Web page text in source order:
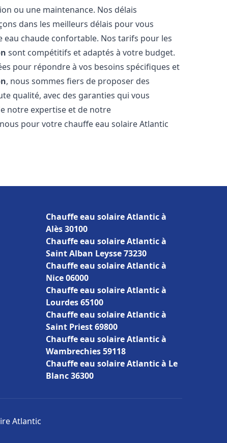
ou une maintenance. Nos délais
dans les meilleurs délais pour vous
chaude confortable. Nos tarifs pour les
sont compétitifs et adaptés à votre budget.
pour répondre à vos besoins spécifiques et
, nous sommes fiers de proposer des
qualité, avec des garanties qui vous
notre expertise et de notre
pour votre chauffe eau solaire Atlantic
Chauffe eau solaire Atlantic à
Alès 30100
Chauffe eau solaire Atlantic à
Saint Alban Leysse 73230
Chauffe eau solaire Atlantic à
Nice 06000
Chauffe eau solaire Atlantic à
Lourdes 65100
Chauffe eau solaire Atlantic à
Saint Priest 69800
Chauffe eau solaire Atlantic à
Wambrechies 59118
Chauffe eau solaire Atlantic à Le
Blanc 36300
Atlantic